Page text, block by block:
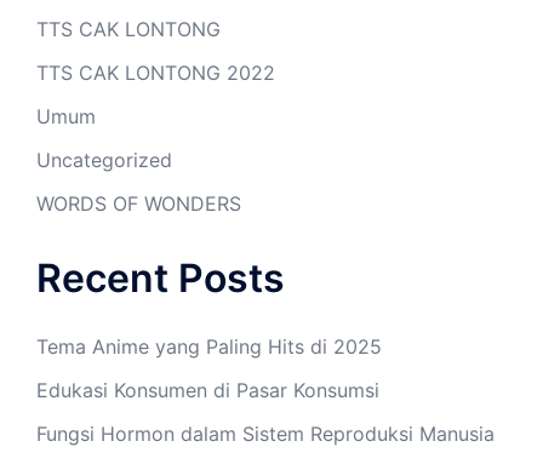
TTS CAK LONTONG
TTS CAK LONTONG 2022
Umum
Uncategorized
WORDS OF WONDERS
Recent Posts
Tema Anime yang Paling Hits di 2025
Edukasi Konsumen di Pasar Konsumsi
Fungsi Hormon dalam Sistem Reproduksi Manusia